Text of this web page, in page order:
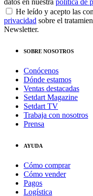
datos en nuestra política de
He leído y acepto las
privacidad sobre el
Newsletter.
SOBRE NOSOTROS
Conócenos
Dónde estamos
Ventas destacadas
Setdart Magazine
Setdart TV
Trabaja con nosotros
Prensa
AYUDA
Cómo comprar
Cómo vender
Pagos
Logística